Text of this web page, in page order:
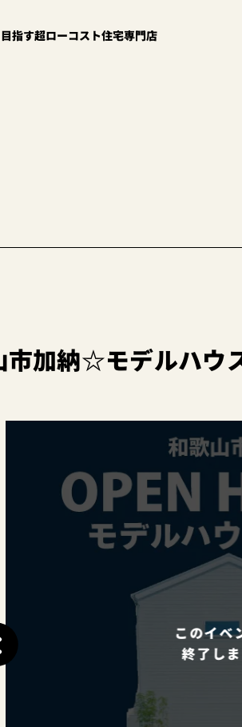
指す超ローコスト住宅専門店
市加納☆モデルハウ
このイベ
終了し